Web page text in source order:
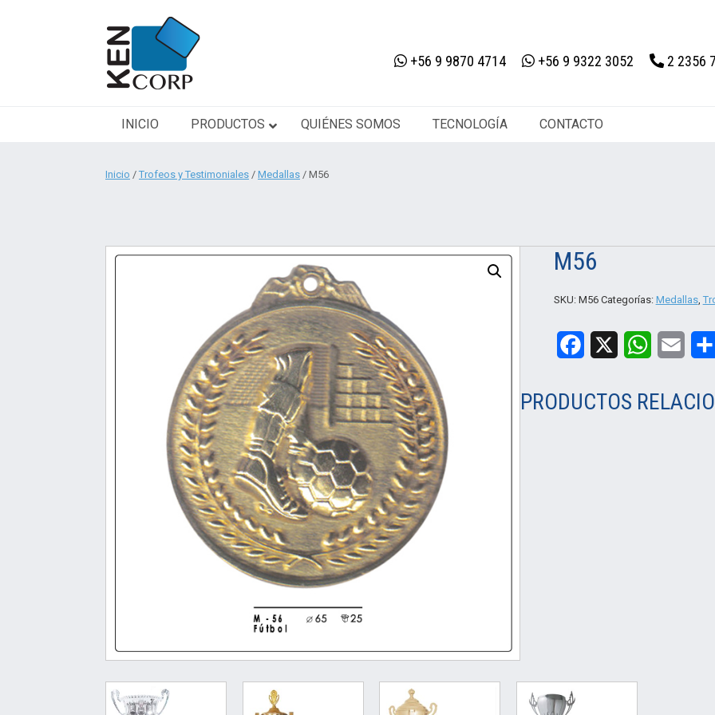
+56 9 9870 4714 +56 9 9322 3052 2 2356
INICIO PRODUCTOS QUIÉNES SOMOS TECNOLOGÍA CONTACTO
Inicio / Trofeos y Testimoniales / Medallas / M56
M56
SKU: M56 Categorías: Medallas,
Facebook WhatsApp
Email
PRODUCTOS